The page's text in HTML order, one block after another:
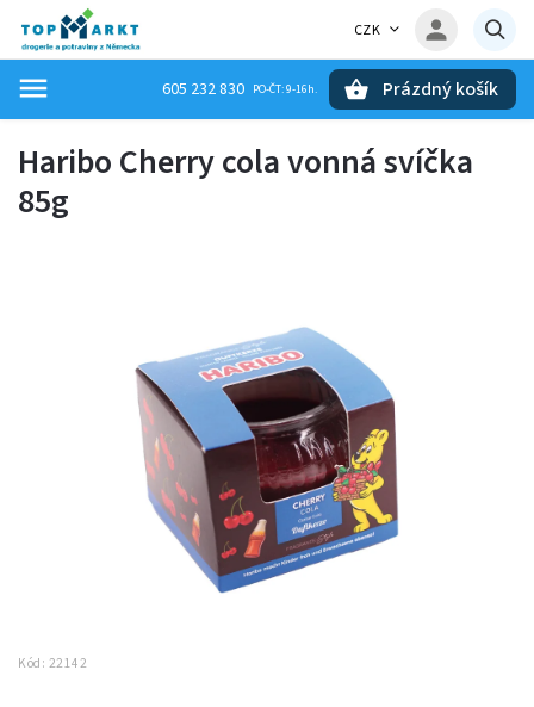
CZK
605 232 830 Prázdný košík
Haribo Cherry cola vonná svíčka
85g
Kód: 22142